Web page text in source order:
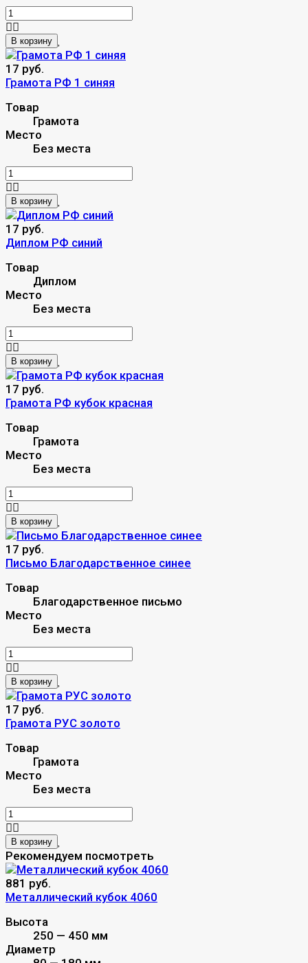
В корзину
17 руб.
Грамота РФ 1 синяя
Товар
Грамота
Место
Без места
В корзину
17 руб.
Диплом РФ синий
Товар
Диплом
Место
Без места
В корзину
17 руб.
Грамота РФ кубок красная
Товар
Грамота
Место
Без места
В корзину
17 руб.
Письмо Благодарственное синее
Товар
Благодарственное письмо
Место
Без места
В корзину
17 руб.
Грамота РУС золото
Товар
Грамота
Место
Без места
В корзину
Рекомендуем посмотреть
881 руб.
Металлический кубок 4060
Высота
250 — 450 мм
Диаметр